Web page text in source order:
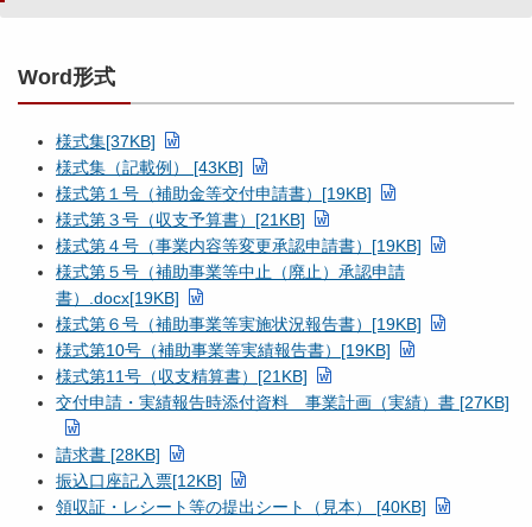
Word形式
様式集[37KB]
様式集（記載例） [43KB]
様式第１号（補助金等交付申請書）[19KB]
様式第３号（収支予算書）[21KB]
様式第４号（事業内容等変更承認申請書）[19KB]
様式第５号（補助事業等中止（廃止）承認申請
書）.docx[19KB]
様式第６号（補助事業等実施状況報告書）[19KB]
様式第10号（補助事業等実績報告書）[19KB]
様式第11号（収支精算書）[21KB]
交付申請・実績報告時添付資料 事業計画（実績）書 [27KB]
請求書 [28KB]
振込口座記入票[12KB]
領収証・レシート等の提出シート（見本） [40KB]